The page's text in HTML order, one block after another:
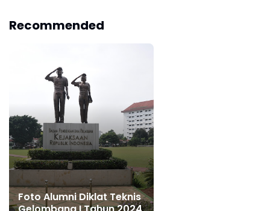
Recommended
Foto Alumni Diklat Teknis